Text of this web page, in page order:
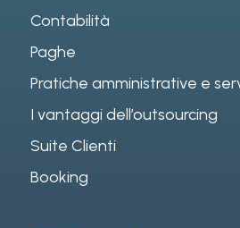
Contabilità
Paghe
Pratiche amministrative e
I vantaggi dell’outsourcing
Suite Clienti
Booking